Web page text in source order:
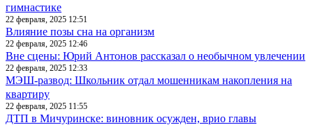
гимнастике
22 февраля, 2025 12:51
Влияние позы сна на организм
22 февраля, 2025 12:46
Вне сцены: Юрий Антонов рассказал о необычном увлечении
22 февраля, 2025 12:33
МЭШ-развод: Школьник отдал мошенникам накопления на
квартиру
22 февраля, 2025 11:55
ДТП в Мичуринске: виновник осужден, врио главы